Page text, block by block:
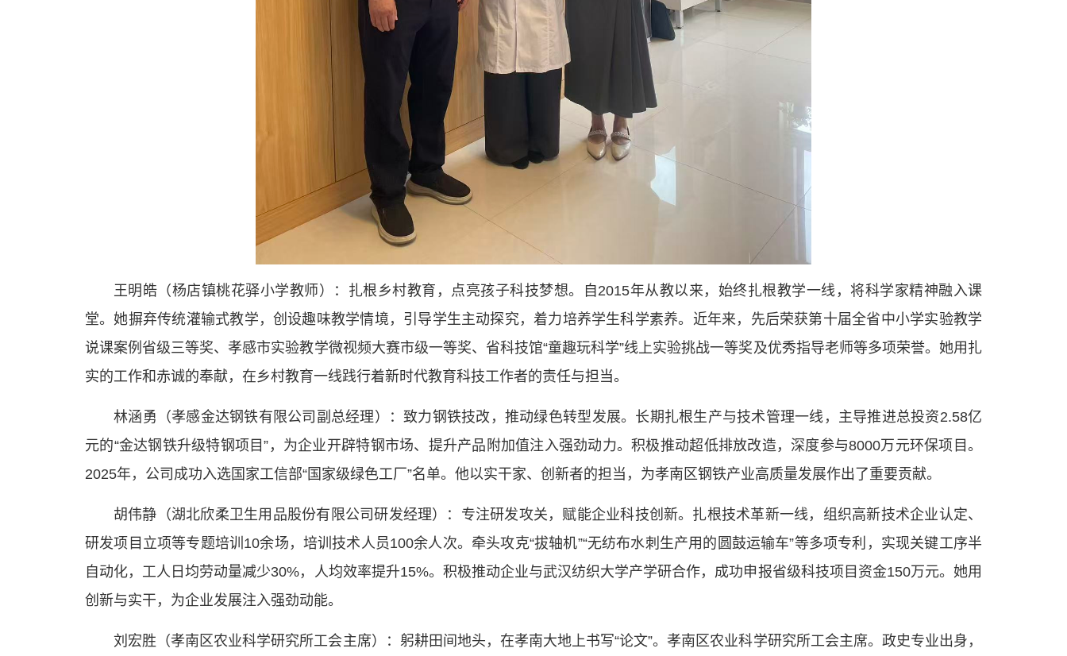
王明皓（杨店镇桃花驿小学教师）：扎根乡村教育，点亮孩子科技梦想。自2015年从教以来，始终扎根教学一线，将科学家精神融入课
堂。她摒弃传统灌输式教学，创设趣味教学情境，引导学生主动探究，着力培养学生科学素养。近年来，先后荣获第十届全省中小学实验教学
说课案例省级三等奖、孝感市实验教学微视频大赛市级一等奖、省科技馆“童趣玩科学”线上实验挑战一等奖及优秀指导老师等多项荣誉。她用扎
实的工作和赤诚的奉献，在乡村教育一线践行着新时代教育科技工作者的责任与担当。
林涵勇（孝感金达钢铁有限公司副总经理）：致力钢铁技改，推动绿色转型发展。长期扎根生产与技术管理一线，主导推进总投资2.58亿
元的“金达钢铁升级特钢项目”，为企业开辟特钢市场、提升产品附加值注入强劲动力。积极推动超低排放改造，深度参与8000万元环保项目。
2025年，公司成功入选国家工信部“国家级绿色工厂”名单。他以实干家、创新者的担当，为孝南区钢铁产业高质量发展作出了重要贡献。
胡伟静（湖北欣柔卫生用品股份有限公司研发经理）：专注研发攻关，赋能企业科技创新。扎根技术革新一线，组织高新技术企业认定、
研发项目立项等专题培训10余场，培训技术人员100余人次。牵头攻克“拔轴机”“无纺布水刺生产用的圆鼓运输车”等多项专利，实现关键工序半
自动化，工人日均劳动量减少30%，人均效率提升15%。积极推动企业与武汉纺织大学产学研合作，成功申报省级科技项目资金150万元。她用
创新与实干，为企业发展注入强劲动能。
刘宏胜（孝南区农业科学研究所工会主席）：躬耕田间地头，在孝南大地上书写“论文”。孝南区农业科学研究所工会主席。政史专业出身，